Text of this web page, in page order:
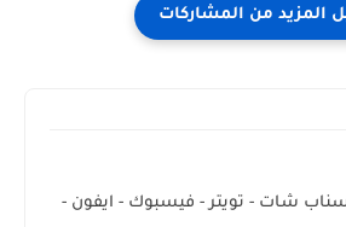
شات - تويتر - فيسبوك - ايفون -